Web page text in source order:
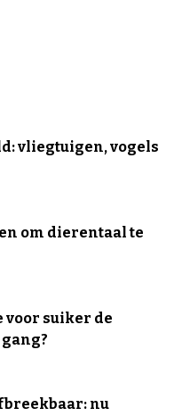
vliegtuigen, vogels
om dierentaal te
voor suiker de
nu